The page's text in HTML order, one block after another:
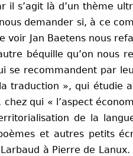
il s’agit là d’un thème
demander si, à ce
Jan Baetens nous
béquille qu’on nous
se recommandent par
traduction », qui étudie
qui « l’aspect
de la
et autres petits
à Pierre de